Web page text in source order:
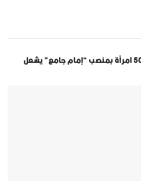
العراق.. تعيين أكثر من 50 امرأة بمنصب “إمام جامع” يشعل